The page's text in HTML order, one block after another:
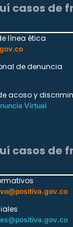
casos de
línea ética
de denuncia
acoso y
Virtual
casos de